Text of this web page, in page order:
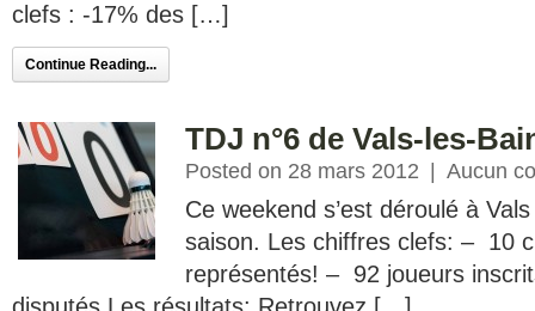
clefs : -17% des […]
Continue Reading...
TDJ n°6 de Vals-les-
Posted on 28 mars 2012 Aucun
Ce weekend s’est déroulé à
saison. Les chiffres clefs: – 10
représentés! – 92 joueurs